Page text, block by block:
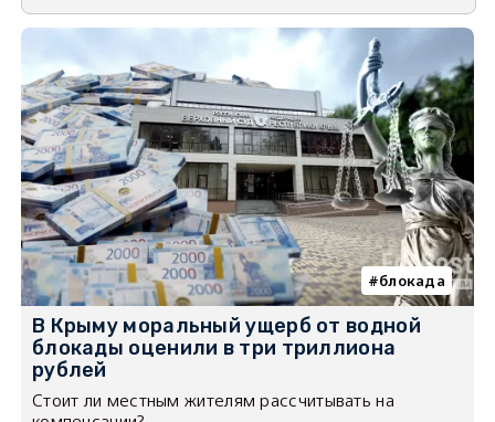
блокада
В Крыму моральный ущерб от водной
блокады оценили в три триллиона
рублей
Стоит ли местным жителям рассчитывать на